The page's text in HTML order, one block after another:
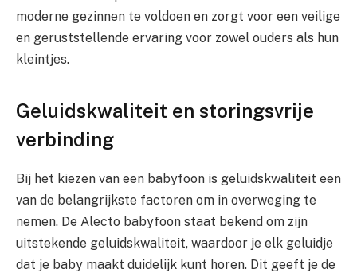
moderne gezinnen te voldoen en zorgt voor een veilige
en geruststellende ervaring voor zowel ouders als hun
kleintjes.
Geluidskwaliteit en storingsvrije
verbinding
Bij het kiezen van een babyfoon is geluidskwaliteit een
van de belangrijkste factoren om in overweging te
nemen. De Alecto babyfoon staat bekend om zijn
uitstekende geluidskwaliteit, waardoor je elk geluidje
dat je baby maakt duidelijk kunt horen. Dit geeft je de